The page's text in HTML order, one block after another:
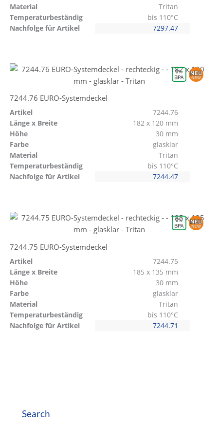
Material
Tritan
Temperaturbeständig
bis 110°C
Nachfolge für Artikel
7297.47
7244.76 EURO-Systemdeckel
Artikel
7244.76
Länge x Breite
182 x 120 mm
Höhe
30 mm
Farbe
glasklar
Material
Tritan
Temperaturbeständig
bis 110°C
Nachfolge für Artikel
7244.47
7244.75 EURO-Systemdeckel
Artikel
7244.75
Länge x Breite
185 x 135 mm
Höhe
30 mm
Farbe
glasklar
Material
Tritan
Temperaturbeständig
bis 110°C
Nachfolge für Artikel
7244.71
Search